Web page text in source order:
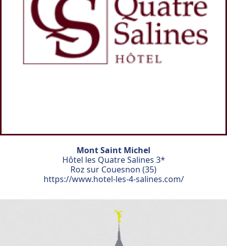
Mont Saint Michel
Hôtel les Quatre Salines 3*
Roz sur Couesnon (35)
https://www.hotel-les-4-salines.com/